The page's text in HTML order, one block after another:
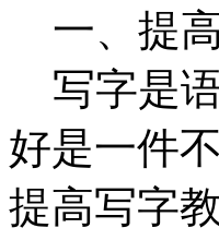
一、提
写字是
好是一件
提高写字